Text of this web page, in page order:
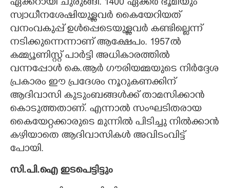
ഏക്കറായി ചുരുങ്ങി. 1400 ഏക്കർ ഭൂമിയും
സ്വാധീനശേഷിയുള്ളവർ കൈയേറിയത്
വനംവകുപ്പ് ഉൾപ്പെടെയുള്ളവർ കണ്ടില്ലെന്ന്
നടിക്കുന്നെന്നാണ് ആക്ഷേപം. 1957ൽ
കമ്മ്യൂണിസ്റ്റ് പാർട്ടി അധികാരത്തിൽ
വന്നപ്പോൾ കെ.ആർ ഗൗരിയമ്മയുടെ നിർദ്ദേശ
പ്രകാരം ഈ പ്രദേശം നൂറുകണക്കിന്
ആദിവാസി കുടുംബങ്ങൾക്ക് താമസിക്കാൻ
കൊടുത്തതാണ്. എന്നാൽ സംഘടിതരായ
കൈയേറ്റക്കാരുടെ മുന്നിൽ പിടിച്ചു നിൽക്കാൻ
കഴിയാതെ ആദിവാസികൾ അവിടംവിട്ട്
പോയി.
സി.പി.ഐ ഇടപെട്ടിട്ടും